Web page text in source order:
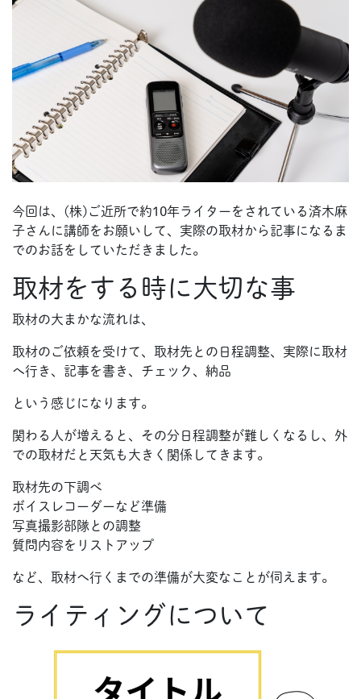
今回は、(株)ご近所で約10年ライターをされている済木麻
子さんに講師をお願いして、実際の取材から記事になるま
でのお話をしていただきました。
取材をする時に大切な事
取材の大まかな流れは、
取材のご依頼を受けて、取材先との日程調整、実際に取材
へ行き、記事を書き、チェック、納品
という感じになります。
関わる人が増えると、その分日程調整が難しくなるし、外
での取材だと天気も大きく関係してきます。
取材先の下調べ
ボイスレコーダーなど準備
写真撮影部隊との調整
質問内容をリストアップ
など、取材へ行くまでの準備が大変なことが伺えます。
ライティングについて